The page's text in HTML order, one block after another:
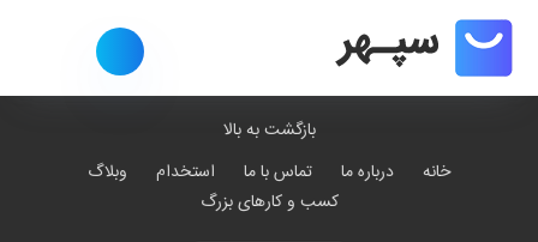
خانه درباره ما تماس با ما استخدام
وبلاگ
کسب و کارهای بزرگ
بازگشت به بالا